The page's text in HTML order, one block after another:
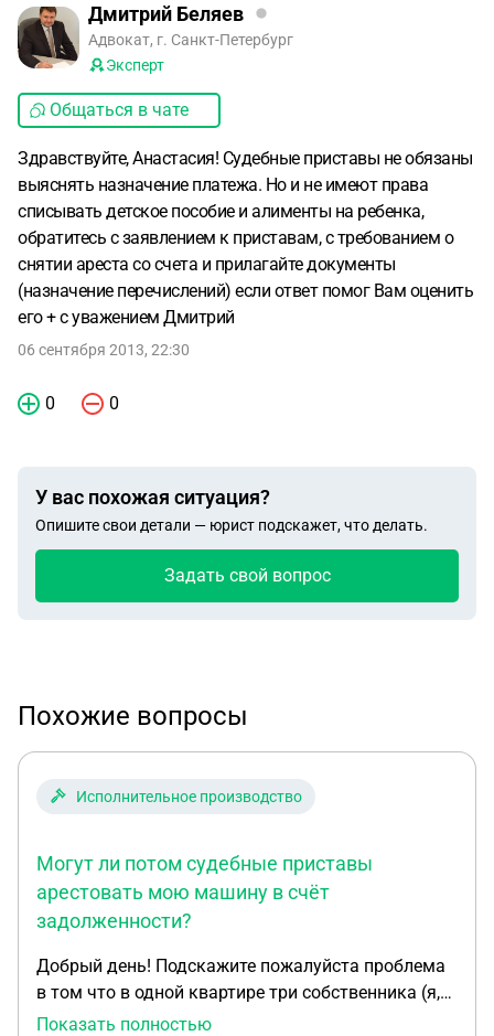
Дмитрий Беляев
Адвокат, г. Санкт-Петербург
Эксперт
Общаться в чате
Здравствуйте, Анастасия! Судебные приставы не обязаны
выяснять назначение платежа. Но и не имеют права
списывать детское пособие и алименты на ребенка,
обратитесь с заявлением к приставам, с требованием о
снятии ареста со счета и прилагайте документы
(назначение перечислений) если ответ помог Вам оценить
его + с уважением Дмитрий
06 сентября 2013, 22:30
0 0
У вас похожая ситуация?
Опишите свои детали — юрист подскажет, что делать.
Задать свой вопрос
Похожие вопросы
Исполнительное производство
Могут ли потом судебные приставы
арестовать мою машину в счёт
задолженности?
Добрый день! Подскажите пожалуйста проблема
в том что в одной квартире три собственника (я,
мой отец и сестра),то есть у каждого доля. Я там
Показать полностью